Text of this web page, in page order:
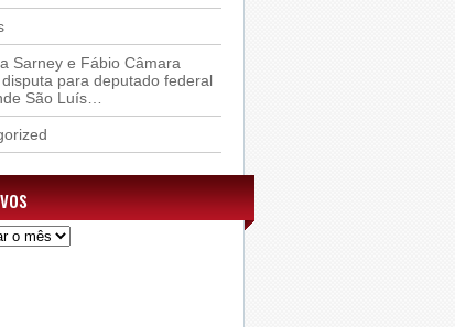
Sarney e Fábio Câmara
para deputado federal
São Luís…